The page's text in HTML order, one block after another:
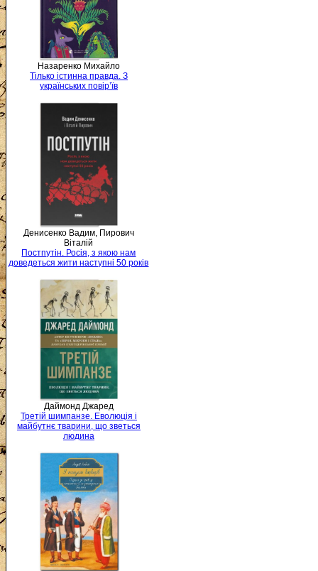
Назаренко Михайло
Тілько істинна правда. З
українських повір’їв
Денисенко Вадим, Пирович
Віталій
Постпутін. Росія, з якою нам
доведеться жити наступні 50 років
Даймонд Джаред
Третій шимпанзе. Еволюція і
майбутнє тварини, що зветься
людина